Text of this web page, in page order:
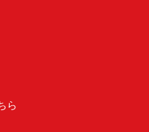
ら